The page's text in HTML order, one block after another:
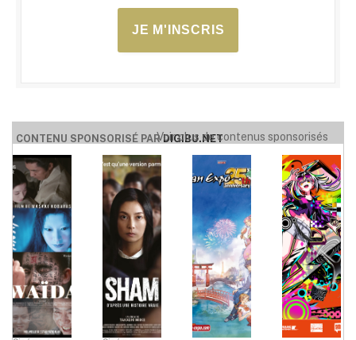
JE M'INSCRIS
CONTENU SPONSORISÉ PARDIGIBU.NET
Voir plus de contenus sponsorisés